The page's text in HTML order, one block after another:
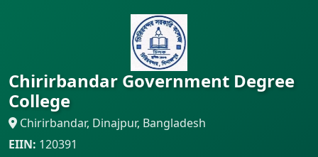
Chirirbandar Government Degree
College
Chirirbandar, Dinajpur, Bangladesh
EIIN: 120391